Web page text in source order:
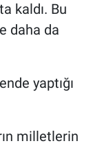
kaldı. Bu
daha da
yaptığı
milletlerin